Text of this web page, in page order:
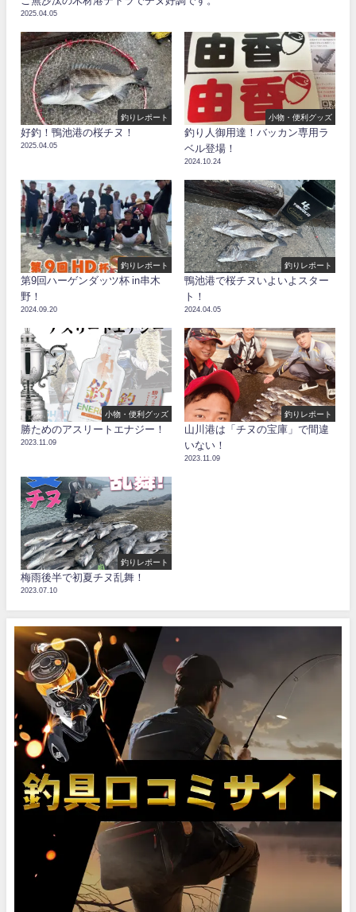
2025.04.05
釣りレポート
好釣！鴨池港の桜チヌ！
2025.04.05
小物・便利グッズ
釣り人御用達！バッカン専用ラ
ベル登場！
2024.10.24
釣りレポート
第9回ハーゲンダッツ杯 in串木
野！
2024.09.20
釣りレポート
鴨池港で桜チヌいよいよスター
ト！
2024.04.05
小物・便利グッズ
勝ためのアスリートエナジー！
2023.11.09
釣りレポート
山川港は「チヌの宝庫」で間違
いない！
2023.11.09
釣りレポート
梅雨後半で初夏チヌ乱舞！
2023.07.10